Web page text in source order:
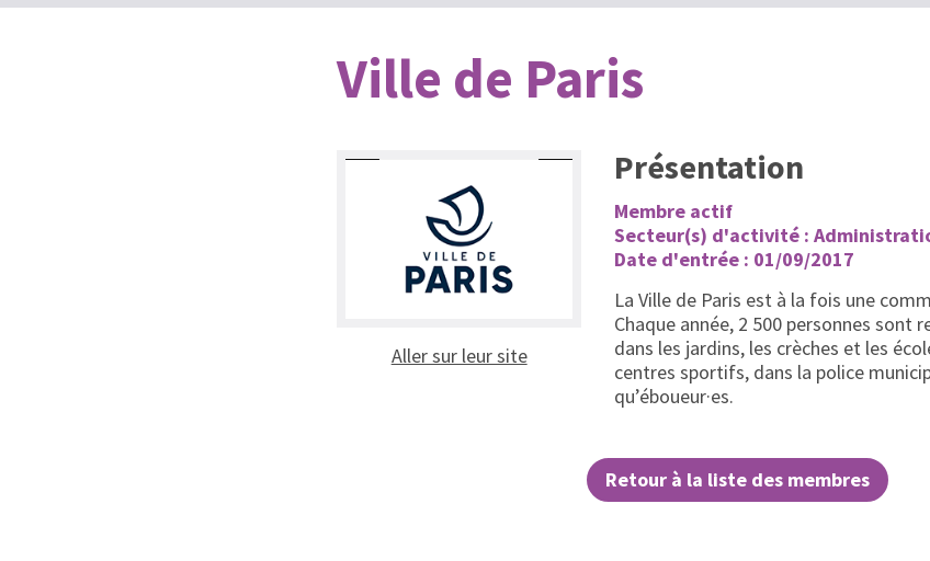
Ville de Paris
Aller sur leur site(ouvrir dans un nouvel onglet)
Présentation
Membre actif
Secteur(s) d'activité :
Date d'entrée : 01/09/2017
La Ville de Paris est à la fois une
Chaque année, 2 500 personnes sont
dans les jardins, les crèches et les
centres sportifs, dans la police
qu’éboueur·es.
Retour à la liste des membres